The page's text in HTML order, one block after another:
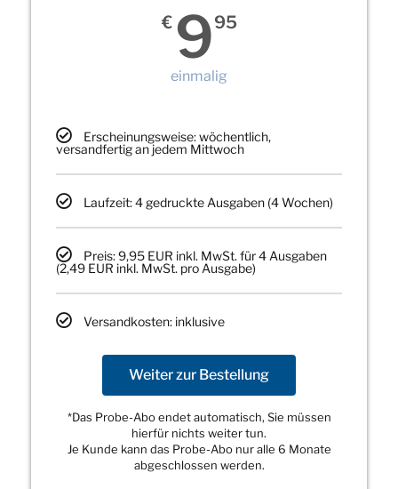
€ 995
einmalig
Erscheinungsweise: wöchentlich,
versandfertig an jedem Mittwoch
Laufzeit: 4 gedruckte Ausgaben (4 Wochen)
Preis: 9,95 EUR inkl. MwSt. für 4 Ausgaben
(2,49 EUR inkl. MwSt. pro Ausgabe)
Versandkosten: inklusive
Weiter zur Bestellung
*Das Probe-Abo endet automatisch, Sie müssen
hierfür nichts weiter tun.
Je Kunde kann das Probe-Abo nur alle 6 Monate
abgeschlossen werden.